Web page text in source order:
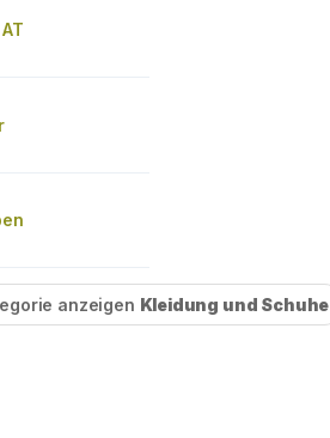
anzeigen Kleidung und Schuhe